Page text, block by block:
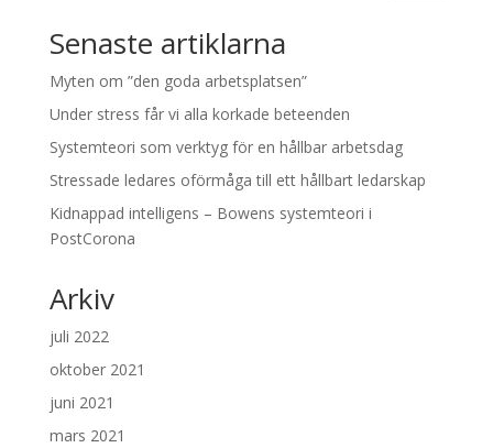
Senaste artiklarna
Myten om ”den goda arbetsplatsen”
Under stress får vi alla korkade beteenden
Systemteori som verktyg för en hållbar arbetsdag
Stressade ledares oförmåga till ett hållbart ledarskap
Kidnappad intelligens – Bowens systemteori i
PostCorona
Arkiv
juli 2022
oktober 2021
juni 2021
mars 2021